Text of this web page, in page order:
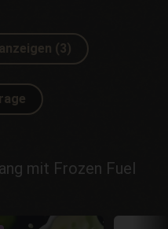
(3)
mit Frozen Fuel